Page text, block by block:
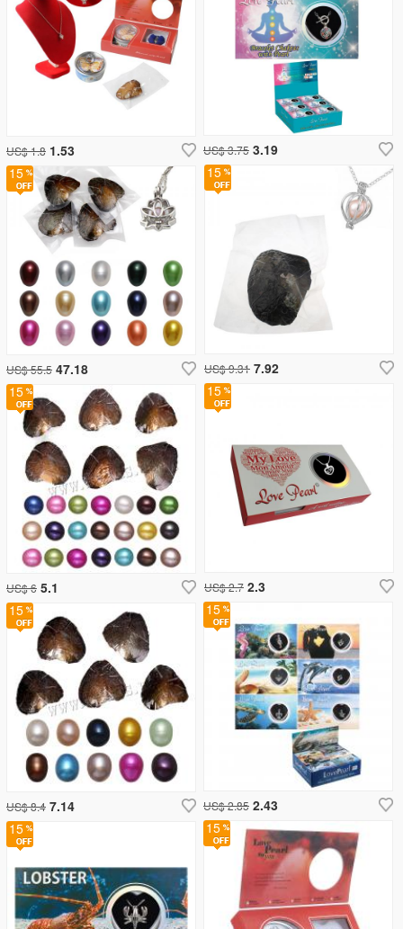
US$ 1.8 1.53 US$ 3.75 3.19
15
US$ 9.31 7.92
15
US$ 55.5 47.18
15
US$ 2.7 2.3
15
US$ 6 5.1
15
US$ 8.4 7.14
15
US$ 2.85 2.43
15
15